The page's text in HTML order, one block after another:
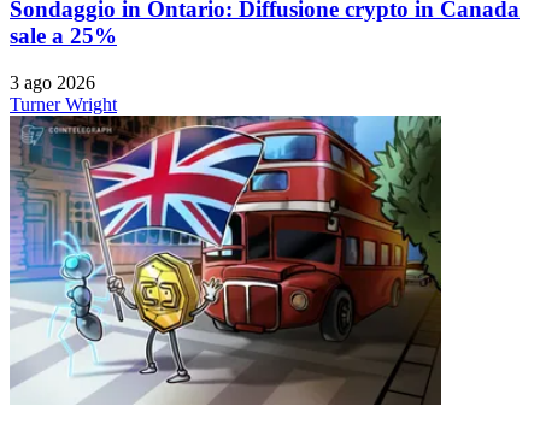
Sondaggio in Ontario: Diffusione crypto in Canada
sale a 25%
3 ago 2026
Turner Wright